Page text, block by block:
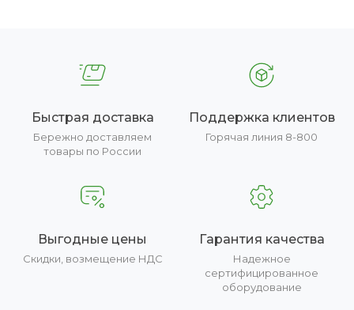
Быстрая доставка
Бережно доставляем
товары по России
Поддержка клиентов
Горячая линия 8-800
Выгодные цены
Скидки, возмещение НДС
Гарантия качества
Надежное
сертифицированное
оборудование